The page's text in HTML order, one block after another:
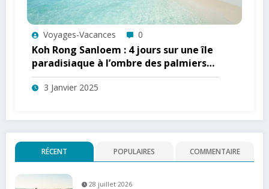
Voyages-Vacances 0
Koh Rong Sanloem : 4 jours sur une île
paradisiaque à l’ombre des palmiers
centenaires
3 Janvier 2025
RÉCENT POPULAIRES COMMENTAIRE
28 juillet 2026